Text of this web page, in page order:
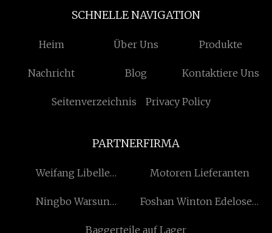
SCHNELLE NAVIGATION
Heim Über Uns Produkte
Nachricht Blog Kontaktiere Uns
Seitenverzeichnis Privacy Policy
PARTNERFIRMA
Weifang Libelle
Co., GmbH
Motoren Lieferanten
Ningbo Warsun
Foshan Winton Edelosen
Baggerteile auf Lager